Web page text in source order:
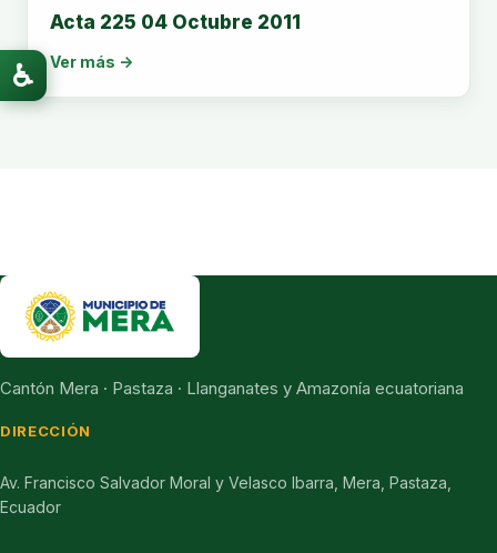
Acta 225 04 Octubre 2011
Ver más →
Cantón Mera · Pastaza · Llanganates y Amazonía ecuatoriana
DIRECCIÓN
Av. Francisco Salvador Moral y Velasco Ibarra, Mera, Pastaza,
Ecuador
♿